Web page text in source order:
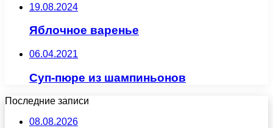
19.08.2024
Яблочное варенье
06.04.2021
Суп-пюре из шампиньонов
Последние записи
08.08.2026